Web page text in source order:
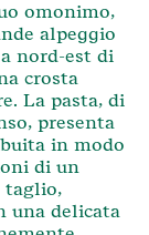
omonimo,
alpeggio
nord-est di
crosta
La pasta, di
presenta
in modo
di un
taglio,
una delicata